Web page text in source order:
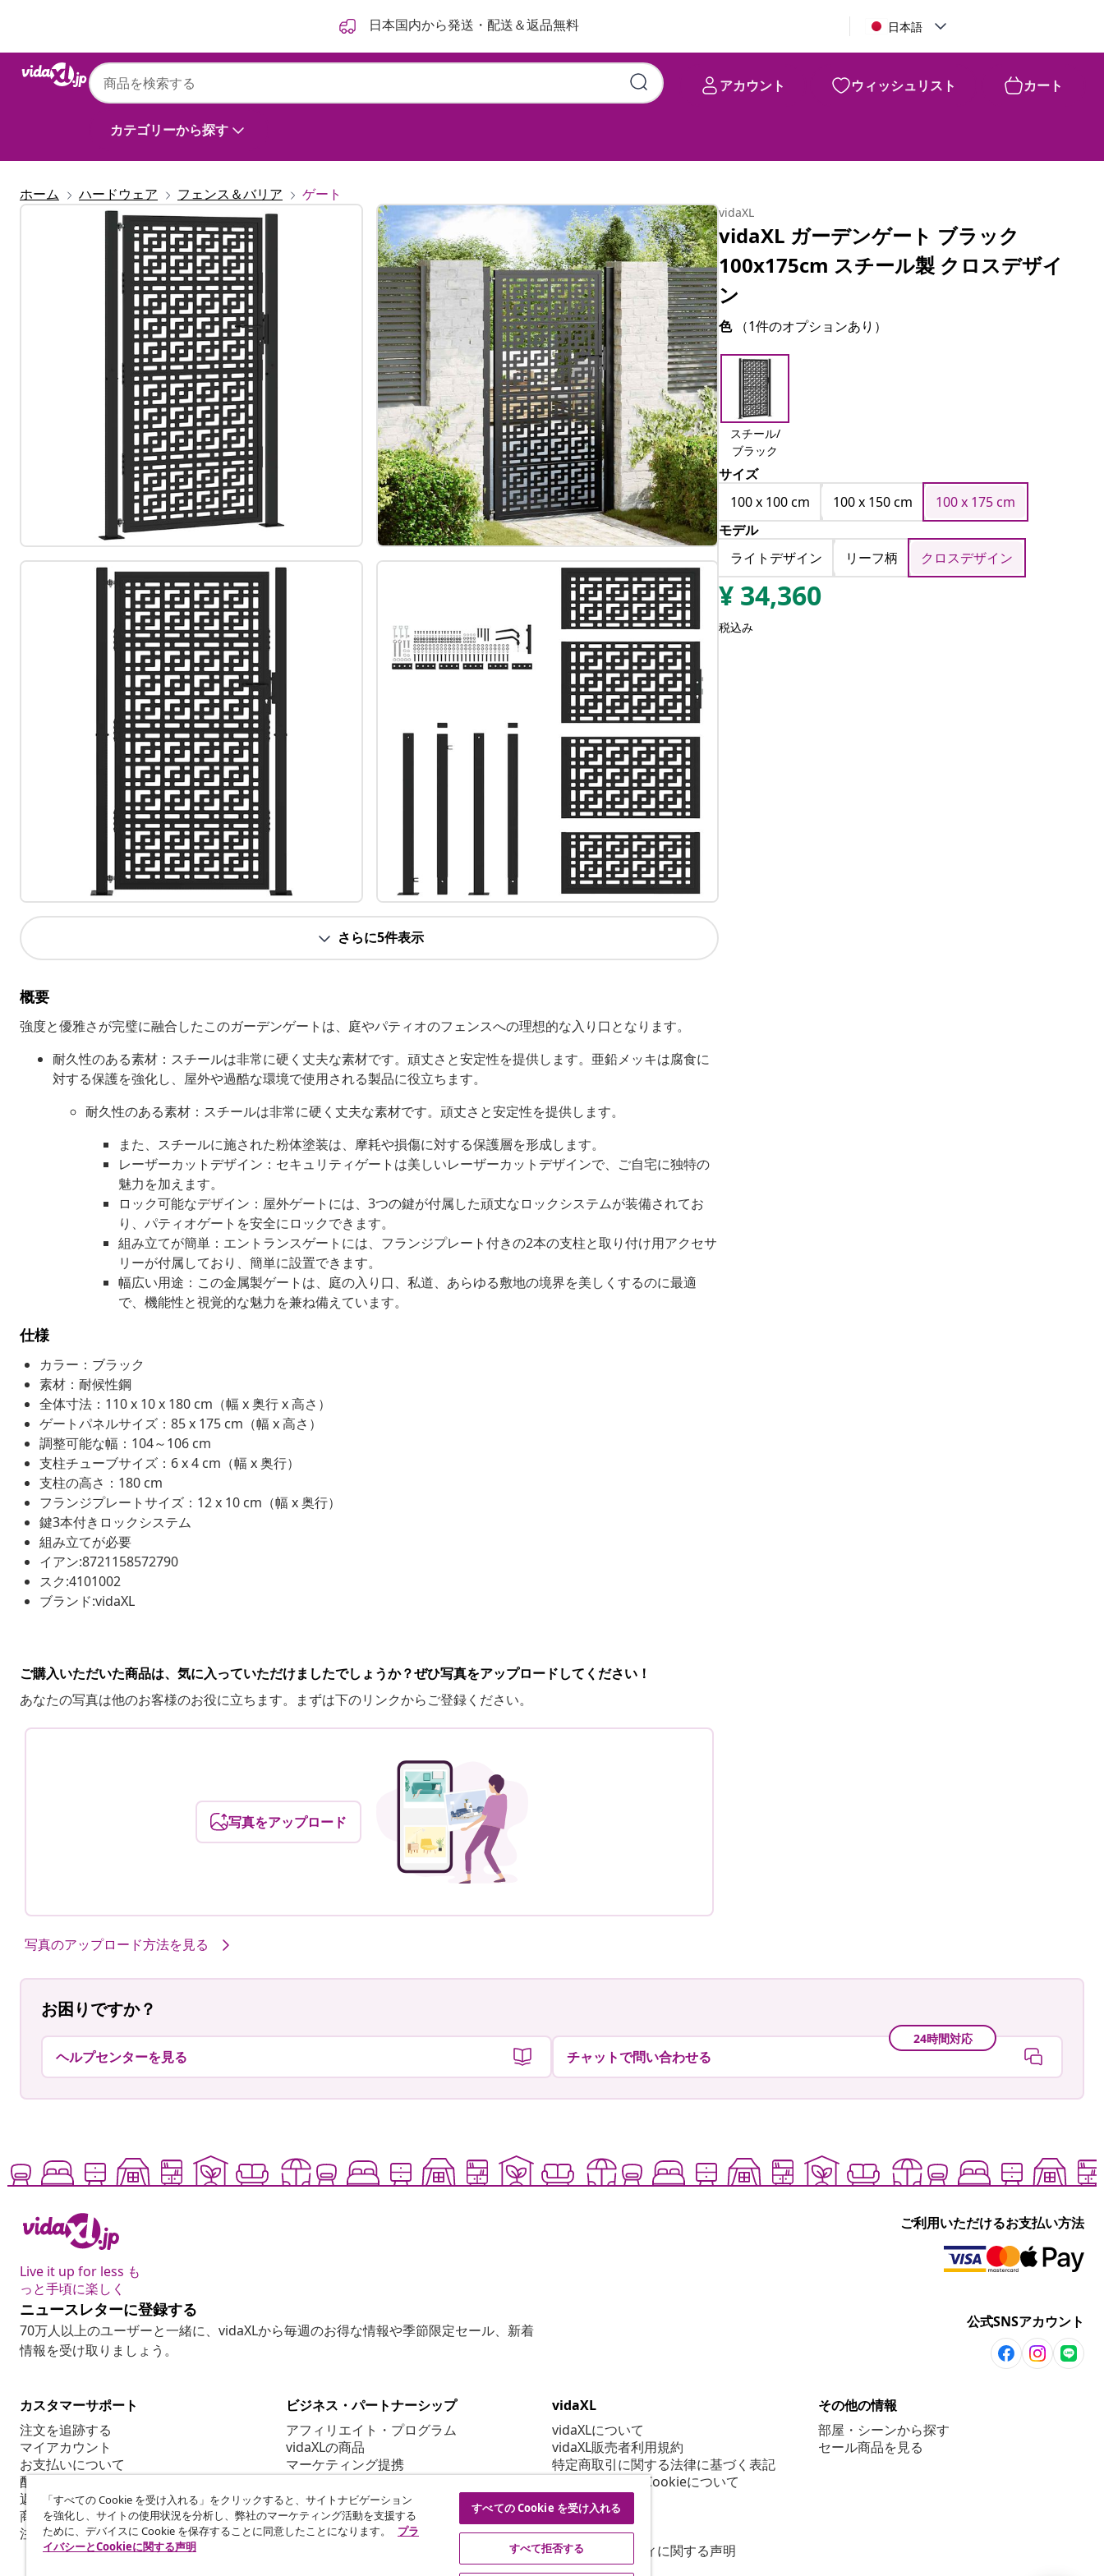
日本国内から発送・配送＆返品無料 日本語
カテゴリーから探す
アカウント ウィッシュリスト カート
ホーム ハードウェア フェンス＆バリア ゲート
さらに5件表示
概要
強度と優雅さが完璧に融合したこのガーデンゲートは、庭やパティオのフェンスへの理想的な入り口となります。
耐久性のある素材：スチールは非常に硬く丈夫な素材です。頑丈さと安定性を提供します。亜鉛メッキは腐食に
対する保護を強化し、屋外や過酷な環境で使用される製品に役立ちます。
耐久性のある素材：スチールは非常に硬く丈夫な素材です。頑丈さと安定性を提供します。
また、スチールに施された粉体塗装は、摩耗や損傷に対する保護層を形成します。
レーザーカットデザイン：セキュリティゲートは美しいレーザーカットデザインで、ご自宅に独特の
魅力を加えます。
ロック可能なデザイン：屋外ゲートには、3つの鍵が付属した頑丈なロックシステムが装備されてお
り、パティオゲートを安全にロックできます。
組み立てが簡単：エントランスゲートには、フランジプレート付きの2本の支柱と取り付け用アクセサ
リーが付属しており、簡単に設置できます。
幅広い用途：この金属製ゲートは、庭の入り口、私道、あらゆる敷地の境界を美しくするのに最適
で、機能性と視覚的な魅力を兼ね備えています。
仕様
カラー：ブラック
素材：耐候性鋼
全体寸法：110 x 10 x 180 cm（幅 x 奥行 x 高さ）
ゲートパネルサイズ：85 x 175 cm（幅 x 高さ）
調整可能な幅：104～106 cm
支柱チューブサイズ：6 x 4 cm（幅 x 奥行）
支柱の高さ：180 cm
フランジプレートサイズ：12 x 10 cm（幅 x 奥行）
鍵3本付きロックシステム
組み立てが必要
イアン:8721158572790
スク:4101002
ブランド:vidaXL
ご購入いただいた商品は、気に入っていただけましたでしょうか？ぜひ写真をアップロードしてください！
あなたの写真は他のお客様のお役に立ちます。まずは下のリンクからご登録ください。
写真をアップロード
写真のアップロード方法を見る
vidaXL
vidaXL ガーデンゲート ブラック
100x175cm スチール製 クロスデザイ
ン
色 （1件のオプションあり）
スチール/
ブラック
サイズ
100 x 100 cm
100 x 150 cm
100 x 175 cm
モデル
ライトデザイン
リーフ柄 クロスデザイン
¥ 34,360
税込み
お困りですか？
ヘルプセンターを見る
24時間対応
チャットで問い合わせる
Live it up for less も
っと手頃に楽しく
ご利用いただけるお支払い方法
ニュースレターに登録する
70万人以上のユーザーと一緒に、vidaXLから毎週のお得な情報や季節限定セール、新着
情報を受け取りましょう。
公式SNSアカウント
カスタマーサポート
注文を追跡する
マイアカウント
お支払いについて
配送について
返品について
商品情報
注文について
ビジネス・パートナーシップ
アフィリエイト・プログラム
vidaXLの商品
マーケティング提携
vidaXL
vidaXLについて
vidaXL販売者利用規約
特定商取引に関する法律に基づく表記
プライバシー＆Cookieについて
Cookie 設定
行動規範
セキュリティ
アクセシビリティに関する声明
その他の情報
部屋・シーンから探す
セール商品を見る
「すべての Cookie を受け入れる」をクリックすると、サイトナビゲーション
を強化し、サイトの使用状況を分析し、弊社のマーケティング活動を支援する
ために、デバイスに Cookie を保存することに同意したことになります。
プラ
イバシーとCookieに関する声明
すべての Cookie を受け入れる
すべて拒否する